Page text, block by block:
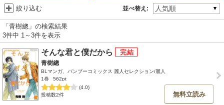
並べ替え:
絞り込む
「青樹總」の検索結果
3件中 1～3件を表示
そんな君と僕だから
青樹總
BLマンガ、バンブーコミックス 麗人セレクション/麗人
1巻
562pt
(4.0)
投稿数2件
無料立読み